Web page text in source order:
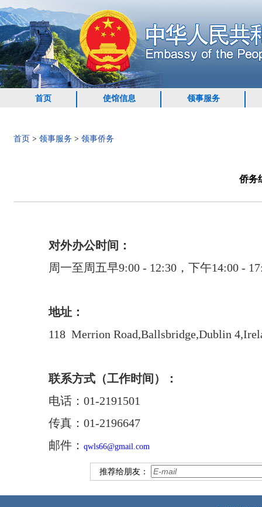
首页 使馆信息 领事服务
首页 > 领事服务 > 领事侨务
侨务
对外办公时间：
周一至周五早9:00 - 12:30，下午14:00 -
地址：
118 Merrion Road,Ballsbridge,Dublin
联系方式 （工作时间）：
电话： 01-2191501
传真： 01-2196647
邮件： qwls66@gmail.com
推荐给朋友：